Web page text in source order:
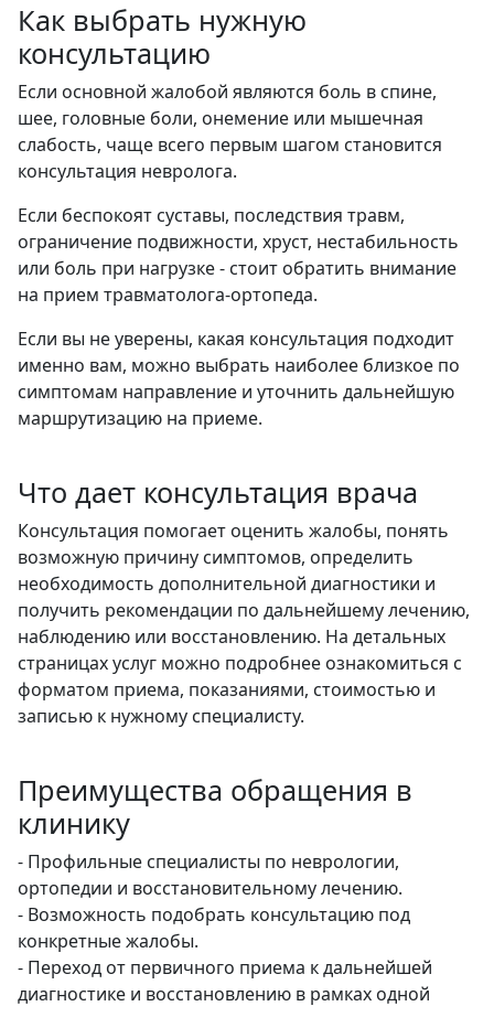
Как выбрать нужную
консультацию
Если основной жалобой являются боль в спине,
шее, головные боли, онемение или мышечная
слабость, чаще всего первым шагом становится
консультация невролога.
Если беспокоят суставы, последствия травм,
ограничение подвижности, хруст, нестабильность
или боль при нагрузке - стоит обратить внимание
на прием травматолога-ортопеда.
Если вы не уверены, какая консультация подходит
именно вам, можно выбрать наиболее близкое по
симптомам направление и уточнить дальнейшую
маршрутизацию на приеме.
Что дает консультация врача
Консультация помогает оценить жалобы, понять
возможную причину симптомов, определить
необходимость дополнительной диагностики и
получить рекомендации по дальнейшему лечению,
наблюдению или восстановлению. На детальных
страницах услуг можно подробнее ознакомиться с
форматом приема, показаниями, стоимостью и
записью к нужному специалисту.
Преимущества обращения в
клинику
- Профильные специалисты по неврологии,
ортопедии и восстановительному лечению.
- Возможность подобрать консультацию под
конкретные жалобы.
- Переход от первичного приема к дальнейшей
диагностике и восстановлению в рамках одной